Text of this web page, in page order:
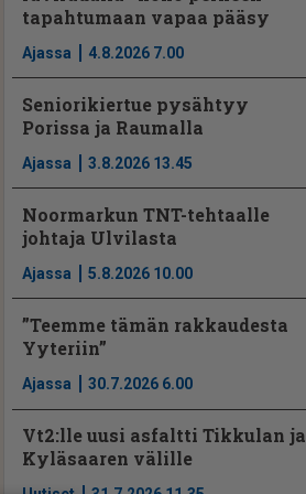
tapahtumaan vapaa pääsy
Ajassa 4.8.2026 7.00
Seniorikiertue pysähtyy
Porissa ja Raumalla
Ajassa 3.8.2026 13.45
Noormarkun TNT-tehtaalle
johtaja Ulvilasta
Ajassa 5.8.2026 10.00
”Teemme tämän rakkaudesta
Yyteriin”
Ajassa 30.7.2026 6.00
Vt2:lle uusi asfaltti Tikkulan ja
Kyläsaaren välille